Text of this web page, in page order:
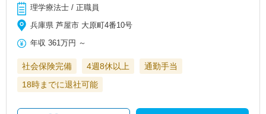
理学療法士 / 正職員
兵庫県 芦屋市 大原町4番10号
年収 361万円 ～
社会保険完備 4週8休以上
通勤手当
18時までに退社可能